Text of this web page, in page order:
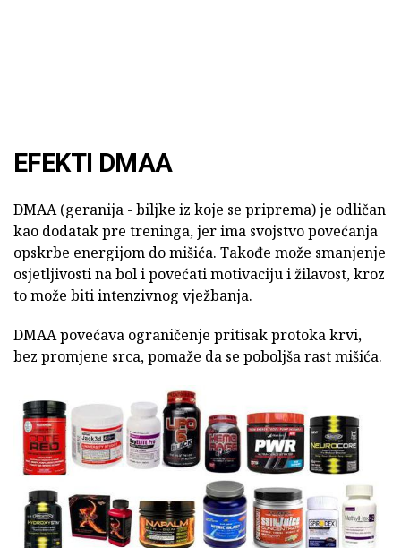
EFEKTI DMAA
DMAA (geranija - biljke iz koje se priprema) je odličan
kao dodatak pre treninga, jer ima svojstvo povećanja
opskrbe energijom do mišića. Takođe može smanjenje
osjetljivosti na bol i povećati motivaciju i žilavost, kroz
to može biti intenzivnog vježbanja.
DMAA povećava ograničenje pritisak protoka krvi,
bez promjene srca, pomaže da se poboljša rast mišića.